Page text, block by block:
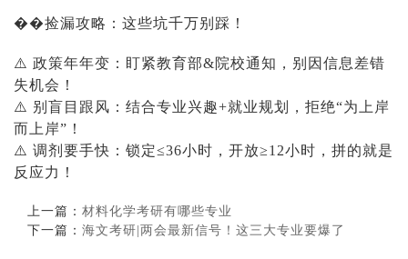
��捡漏攻略：这些坑千万别踩！
⚠️ 政策年年变：盯紧教育部&院校通知，别因信息差错
失机会！
⚠️ 别盲目跟风：结合专业兴趣+就业规划，拒绝“为上岸
而上岸”！
⚠️ 调剂要手快：锁定≤36小时，开放≥12小时，拼的就是
反应力！
上一篇： 材料化学考研有哪些专业
下一篇： 海文考研|两会最新信号！这三大专业要爆了